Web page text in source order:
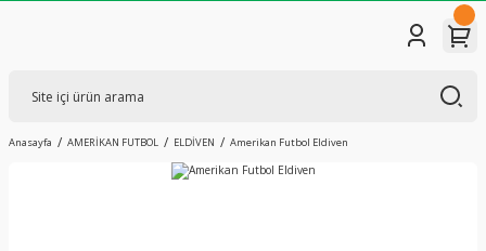
Anasayfa AMERİKAN FUTBOL ELDİVEN Amerikan Futbol Eldiven